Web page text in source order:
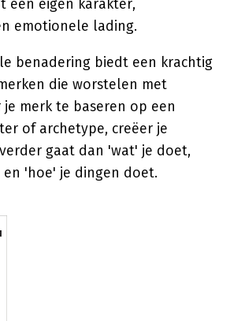
een eigen karakter,
emotionele lading.
benadering biedt een krachtig
die worstelen met
merk te baseren op een
of archetype, creëer je
gaat dan 'wat' je doet,
'hoe' je dingen doet.